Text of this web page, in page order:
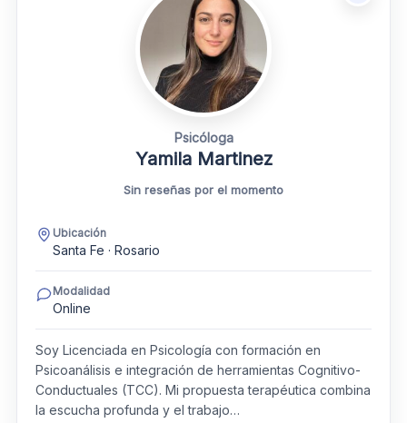
Psicóloga
Yamila Martinez
Sin reseñas por el momento
Ubicación
Santa Fe · Rosario
Modalidad
Online
Soy Licenciada en Psicología con formación en
Psicoanálisis e integración de herramientas Cognitivo-
Conductuales (TCC). Mi propuesta terapéutica combina
la escucha profunda y el trabajo…